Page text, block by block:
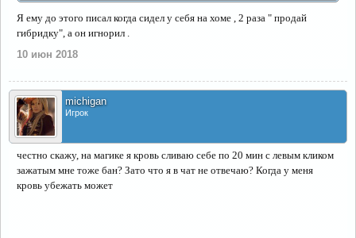
Я ему до этого писал когда сидел у себя на хоме , 2 раза " продай
гибридку", а он игнорил .
10 июн 2018
michigan
Игрок
честно скажу, на магике я кровь сливаю себе по 20 мин с левым кликом
зажатым мне тоже бан? Зато что я в чат не отвечаю? Когда у меня
кровь убежать может